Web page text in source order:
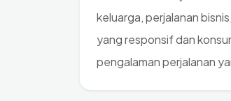
keluarga, perjalanan
yang responsif dan
pengalaman perjalanan